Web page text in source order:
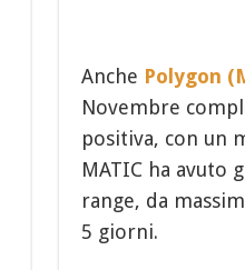
Anche Polygon
Novembre
positiva, con un
MATIC ha avuto
range, da
5 giorni.